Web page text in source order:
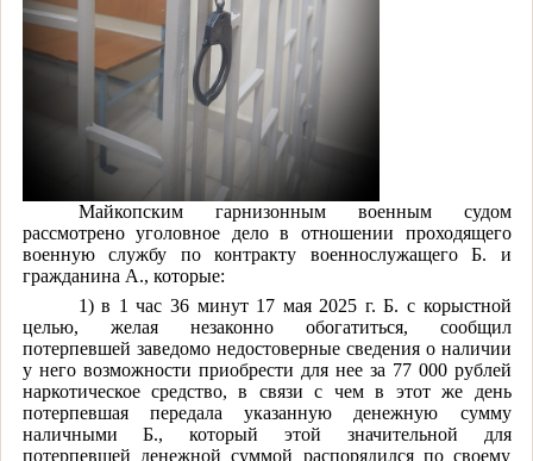
Майкопским гарнизонным военным судом
рассмотрено уголовное дело в отношении проходящего
военную службу по контракту военнослужащего Б. и
гражданина А., которые:
1) в 1 час 36 минут 17 мая 2025 г. Б. с корыстной
целью, желая незаконно обогатиться, сообщил
потерпевшей заведомо недостоверные сведения о наличии
у него возможности приобрести для нее за 77 000 рублей
наркотическое средство, в связи с чем в этот же день
потерпевшая передала указанную денежную сумму
наличными Б., который этой значительной для
потерпевшей денежной суммой распорядился по своему